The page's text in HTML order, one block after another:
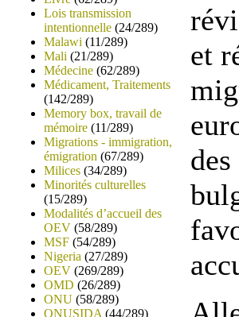
Lois transmission
intentionnelle (24/289)
Malawi (11/289)
Mali (21/289)
Médecine (62/289)
Médicament, Traitements
(142/289)
Memory box, travail de
mémoire (11/289)
Migrations - immigration,
émigration (67/289)
Milices (34/289)
Minorités culturelles
(15/289)
Modalités d’accueil des
OEV (58/289)
MSF (54/289)
Nigeria (27/289)
OEV (269/289)
OMD (26/289)
ONU (58/289)
ONUSIDA (44/289)
et